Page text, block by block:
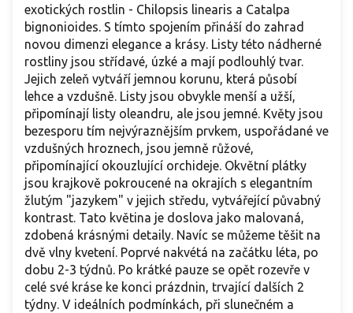
exotických rostlin - Chilopsis linearis a Catalpa
bignonioides. S tímto spojením přináší do zahrad
novou dimenzi elegance a krásy. Listy této nádherné
rostliny jsou střídavé, úzké a mají podlouhlý tvar.
Jejich zeleň vytváří jemnou korunu, která působí
lehce a vzdušně. Listy jsou obvykle menší a užší,
připomínají listy oleandru, ale jsou jemné. Květy jsou
bezesporu tím nejvýraznějším prvkem, uspořádané ve
vzdušných hroznech, jsou jemně růžové,
připomínající okouzlující orchideje. Okvětní plátky
jsou krajkově pokroucené na okrajích s elegantním
žlutým "jazykem" v jejich středu, vytvářející půvabný
kontrast. Tato květina je doslova jako malovaná,
zdobená krásnými detaily. Navíc se můžeme těšit na
dvě vlny kvetení. Poprvé nakvétá na začátku léta, po
dobu 2-3 týdnů. Po krátké pauze se opět rozevře v
celé své kráse ke konci prázdnin, trvající dalších 2
týdny. V ideálních podmínkách, při slunečném a